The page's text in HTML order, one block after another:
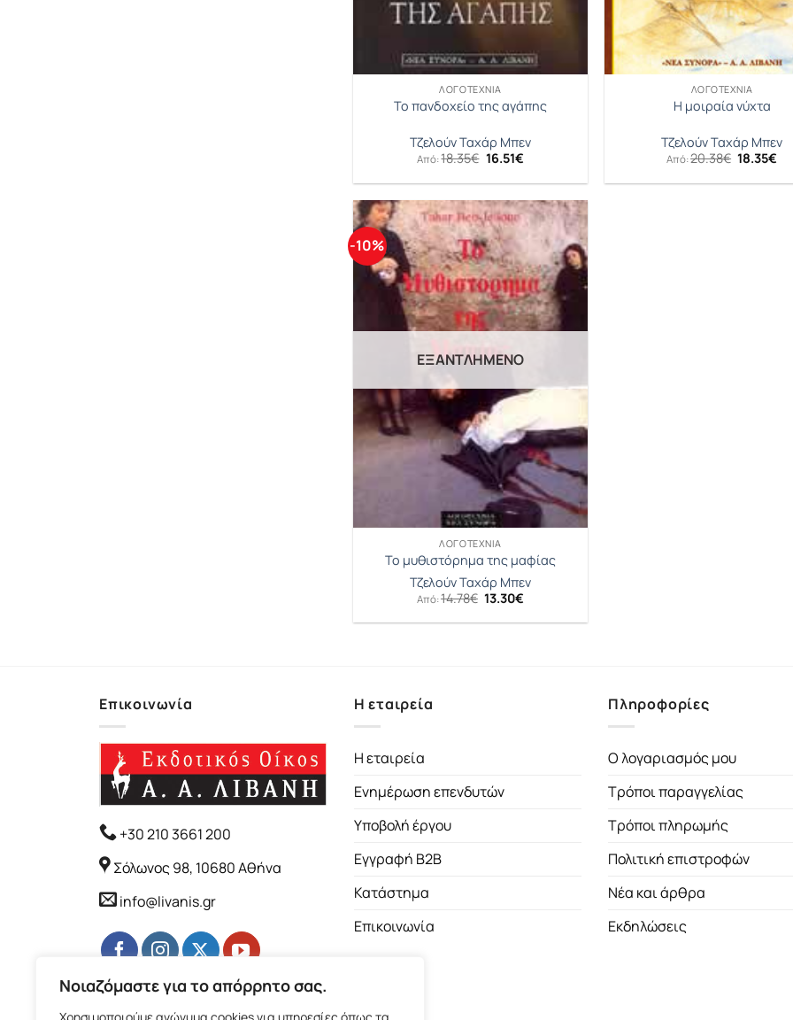
Νοιαζόμαστε για το απόρρητο σας.
ΛΟΓΟΤΕΧΝΊΑ
Το πανδοχείο της αγάπης
Τζελούν Ταχάρ Μπεν
Από:18.35€ Original
was:
16.51€Η
τιμή
16.51€.
ΛΟΓΟΤΕΧΝΊΑ
Η μοιραία νύχτα
Τζελούν Ταχάρ Μπεν
Από:20.38€ Original
was:
18.35€
-10%
ΕΞΑΝΤΛΗΜΈΝΟ
ΛΟΓΟΤΕΧΝΊΑ
Το μυθιστόρημα της μαφίας
Τζελούν Ταχάρ Μπεν
Από:14.78€ Original
price
was:
13.30€
τιμή
Επικοινωνία
+30 210 3661 200
Σόλωνος 98, 10680 Αθήνα
info@livanis.gr
Η εταιρεία
Η εταιρεία
Ενημέρωση επενδυτών
Υποβολή έργου
Εγγραφή B2B
Κατάστημα
Επικοινωνία
Πληροφορίες
Ο λογαριασμός μου
Τρόποι παραγγελίας
Τρόποι πληρωμής
Πολιτική επιστροφών
Νέα και άρθρα
Εκδηλώσεις